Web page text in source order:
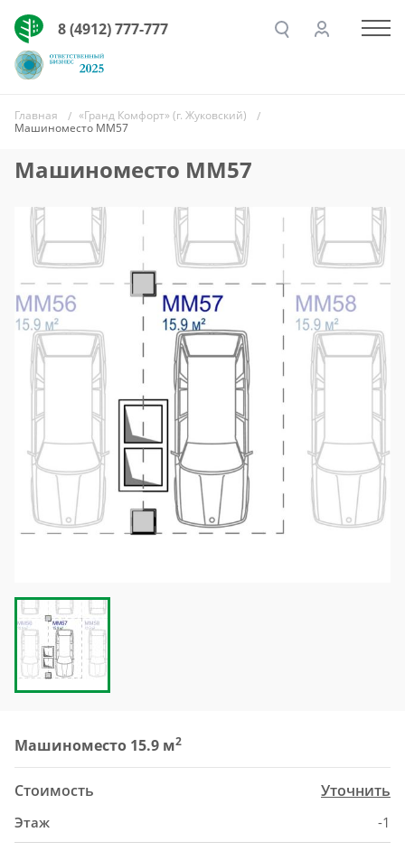
8 (4912) 777-777
Главная
«Гранд Комфорт» (г. Жуковский)
Машиноместо ММ57
Машиноместо ММ57
Машиноместо 15.9 м2
Стоимость Уточнить
Этаж -1